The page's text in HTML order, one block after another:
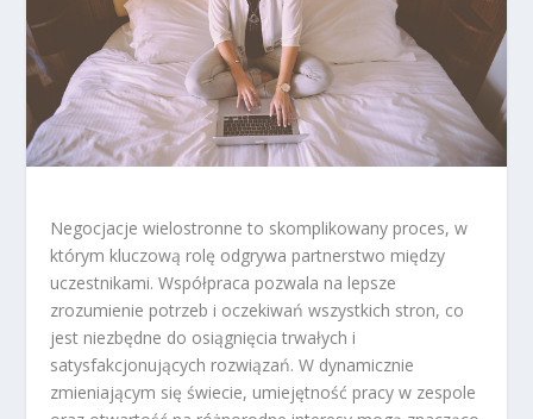
Negocjacje wielostronne to skomplikowany proces, w
którym kluczową rolę odgrywa partnerstwo między
uczestnikami. Współpraca pozwala na lepsze
zrozumienie potrzeb i oczekiwań wszystkich stron, co
jest niezbędne do osiągnięcia trwałych i
satysfakcjonujących rozwiązań. W dynamicznie
zmieniającym się świecie, umiejętność pracy w zespole